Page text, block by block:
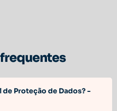
de Proteção de Dados? -